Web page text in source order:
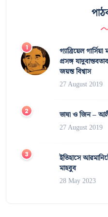
গ্যাব্রিয়েল
প্রসঙ্গ
জয়ন্ত বিশ্বাস
27 August 2019
ভাষা ও জিন –
27 August 2019
ইতিহাসে
মাহবুব
28 May 2023